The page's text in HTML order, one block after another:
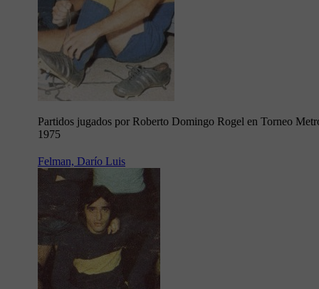
Partidos jugados por Roberto Domingo Rogel en Torneo
1975
Felman, Darío Luis